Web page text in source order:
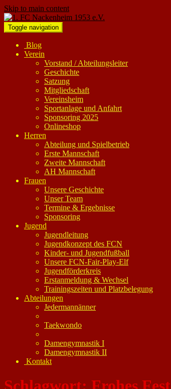
Skip to main content
Toggle navigation
Blog
Verein
Vorstand / Abteilungsleiter
Geschichte
Satzung
Mitgliedschaft
Vereinsheim
Sportanlage und Anfahrt
Sponsoring 2025
Onlineshop
Herren
Abteilung und Spielbetrieb
Erste Mannschaft
Zweite Mannschaft
AH Mannschaft
Frauen
Unsere Geschichte
Unser Team
Termine & Ergebnisse
Sponsoring
Jugend
Jugendleitung
Jugendkonzept des FCN
Kinder- und Jugendfußball
Unsere FCN-Fair-Play-Elf
Jugendförderkreis
Erstanmeldung & Wechsel
Trainingszeiten und Platzbelegung
Abteilungen
Jedermannänner
Taekwondo
Damengymnastik I
Damengymnastik II
Kontakt